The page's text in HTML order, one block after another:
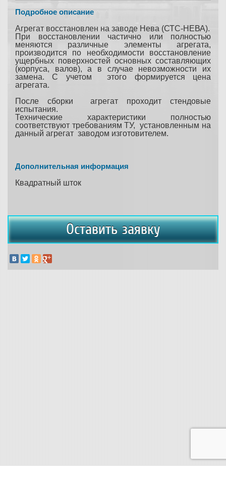
Подробное описание
Агрегат восстановлен на заводе Нева (СТС-НЕВА).
При восстановлении частично или полностью
меняются различные элементы агрегата,
производится по необходимости восстановление
ущербных поверхностей основных составляющих
(корпуса, валов), а в случае невозможности их
замена. С учетом этого формируется цена
агрегата.
После сборки агрегат проходит стендовые
испытания.
Технические характеристики полностью
соответствуют требованиям ТУ, установленным на
данный агрегат заводом изготовителем.
Дополнительная информация
Квадратный шток
Оставить заявку